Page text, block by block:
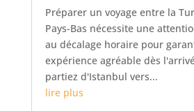
Préparer un voyage entre la
Pays-Bas nécessite une
au décalage horaire pour
expérience agréable dès
partiez d'Istanbul vers...
lire plus